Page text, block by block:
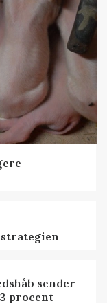
sender
procent